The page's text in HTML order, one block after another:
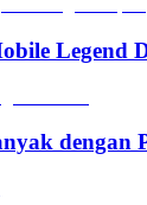
Legend
dengan